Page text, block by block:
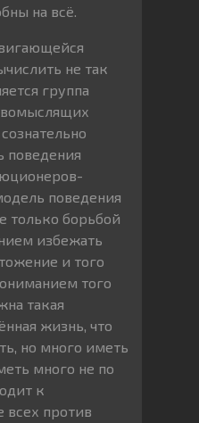
на всё.
не так
группа
поведения
поведения
только борьбой
избежать
и того
того
такая
жизнь, что
но много иметь
много не по
к
всех против